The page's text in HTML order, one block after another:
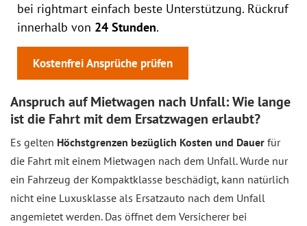
bei rightmart einfach beste Unterstützung. Rückruf
innerhalb von 24 Stunden.
Kostenfrei Ansprüche prüfen
Anspruch auf Mietwagen nach Unfall: Wie lange
ist die Fahrt mit dem Ersatzwagen erlaubt?
Es gelten Höchstgrenzen bezüglich Kosten und Dauer für
die Fahrt mit einem Mietwagen nach dem Unfall. Wurde nur
ein Fahrzeug der Kompaktklasse beschädigt, kann natürlich
nicht eine Luxusklasse als Ersatzauto nach dem Unfall
angemietet werden. Das öffnet dem Versicherer bei